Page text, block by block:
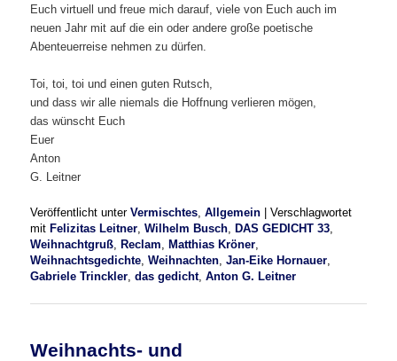
Euch virtuell und freue mich darauf, viele von Euch auch im
neuen Jahr mit auf die ein oder andere große poetische
Abenteuerreise nehmen zu dürfen.
Toi, toi, toi und einen guten Rutsch,
und dass wir alle niemals die Hoffnung verlieren mögen,
das wünscht Euch
Euer
Anton
G. Leitner
Veröffentlicht unter Vermischtes,Allgemein |Verschlagwortet
mit Felizitas Leitner,Wilhelm Busch, DAS GEDICHT 33,
Weihnachtgruß, Reclam, Matthias Kröner,
Weihnachtsgedichte,Weihnachten,Jan-Eike Hornauer,
Gabriele Trinckler,das gedicht,Anton G. Leitner
Weihnachts- und